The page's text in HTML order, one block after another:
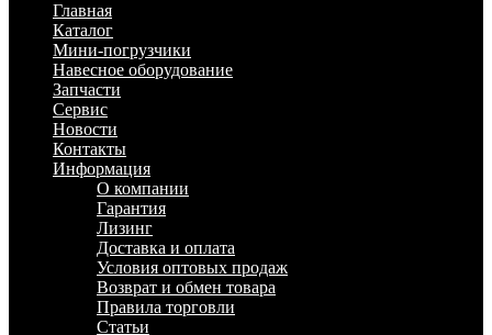
Главная
Каталог
Мини-погрузчики
Навесное оборудование
Запчасти
Сервис
Новости
Контакты
Информация
О компании
Гарантия
Лизинг
Доставка и оплата
Условия оптовых продаж
Возврат и обмен товара
Правила торговли
Статьи